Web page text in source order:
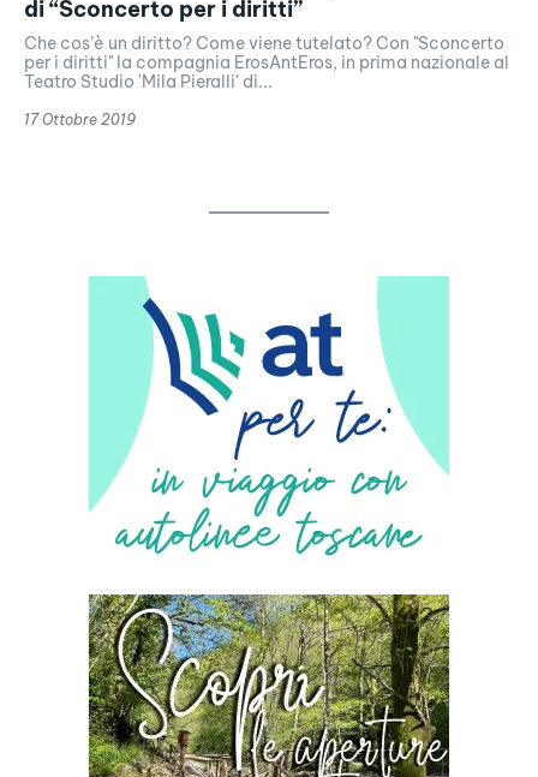
di “Sconcerto per i diritti”
Che cos’è un diritto? Come viene tutelato? Con "Sconcerto
per i diritti" la compagnia ErosAntEros, in prima nazionale al
Teatro Studio 'Mila Pieralli' di...
17 Ottobre 2019